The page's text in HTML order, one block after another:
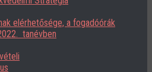
elérhetősége, a fogadóórák
tanévben